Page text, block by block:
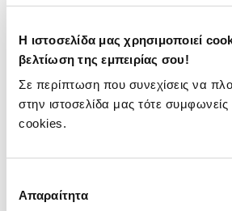
Η ιστοσελίδα μας χρησιμοποιεί
βελτίωση της εμπειρίας σου!
Σε περίπτωση που συνεχίσεις να
στην ιστοσελίδα μας τότε
cookies.
συγκατάθεσης
Απαραίτητα
Ο φορτιστής Level 1 είναι
μπορούν να αφήσουν το όχημα να
τη διάρκεια της νύχτας.
Είναι ιδανικός για όσους